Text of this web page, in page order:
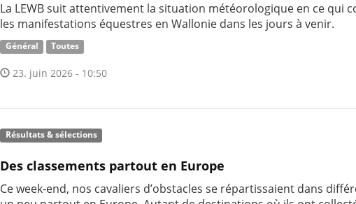
La LEWB suit attentivement la situation météorologique en ce qui
les manifestations équestres en Wallonie dans les jours à venir.
Général Toutes
23. juin 2026 - 10:50
Résultats & sélections
Des classements partout en Europe
Ce week-end, nos cavaliers d’obstacles se répartissaient dans